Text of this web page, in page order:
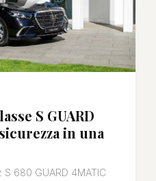
S GUARD
in una
680 GUARD 4MATIC